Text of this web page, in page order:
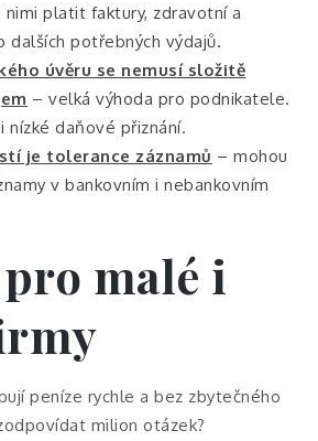
nimi platit faktury, zdravotní a
dalších potřebných výdajů.
úvěru se nemusí složitě
– velká výhoda pro podnikatele.
nízké daňové přiznání.
je tolerance záznamů – mohou
v bankovním i nebankovním
malé i
peníze rychle a bez zbytečného
milion otázek?